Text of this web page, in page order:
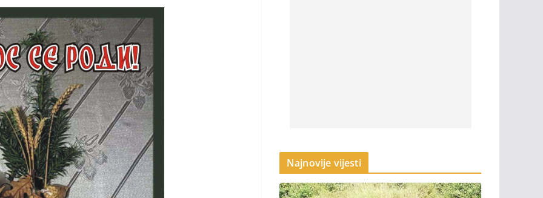
Najnovije vijesti